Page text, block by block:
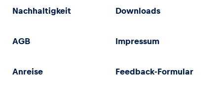
Nachhaltigkeit Downloads
AGB Impressum
Anreise Feedback-Formular